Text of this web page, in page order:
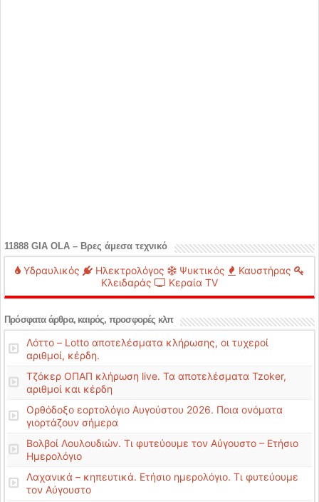
11888 GIA OLA – Βρες άμεσα τεχνικό
Υδραυλικός Ηλεκτρολόγος Ψυκτικός
Καυστήρας
Κλειδαράς
Κεραία TV
Πρόσφατα άρθρα, καιρός, προσφορές κλπ
Λόττο – Lotto αποτελέσματα κλήρωσης, οι τυχεροί
αριθμοί, κέρδη.
Τζόκερ ΟΠΑΠ κλήρωση live. Τα αποτελέσματα Tzoker,
αριθμοί και κέρδη
Ορθόδοξο εορτολόγιο Αυγούστου 2026. Ποια ονόματα
γιορτάζουν σήμερα
Βολβοί Λουλουδιών. Τι φυτεύουμε τον Αύγουστο – Ετήσιο
Ημερολόγιο
Λαχανικά – κηπευτικά. Ετήσιο ημερολόγιο. Τι φυτεύουμε
τον Αύγουστο